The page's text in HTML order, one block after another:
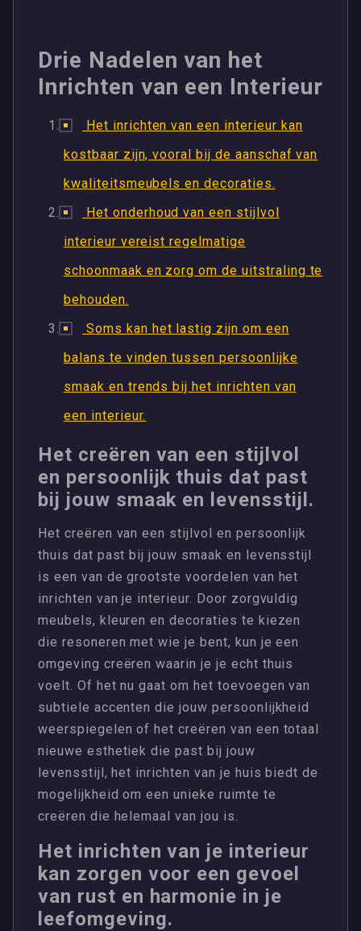
Drie Nadelen van het
Inrichten van een Interieur
Het inrichten van een interieur kan
kostbaar zijn, vooral bij de aanschaf van
kwaliteitsmeubels en decoraties.
Het onderhoud van een stijlvol
interieur vereist regelmatige
schoonmaak en zorg om de uitstraling te
behouden.
Soms kan het lastig zijn om een
balans te vinden tussen persoonlijke
smaak en trends bij het inrichten van
een interieur.
Het creëren van een stijlvol
en persoonlijk thuis dat past
bij jouw smaak en levensstijl.
Het creëren van een stijlvol en persoonlijk
thuis dat past bij jouw smaak en levensstijl
is een van de grootste voordelen van het
inrichten van je interieur. Door zorgvuldig
meubels, kleuren en decoraties te kiezen
die resoneren met wie je bent, kun je een
omgeving creëren waarin je je echt thuis
voelt. Of het nu gaat om het toevoegen van
subtiele accenten die jouw persoonlijkheid
weerspiegelen of het creëren van een totaal
nieuwe esthetiek die past bij jouw
levensstijl, het inrichten van je huis biedt de
mogelijkheid om een unieke ruimte te
creëren die helemaal van jou is.
Het inrichten van je interieur
kan zorgen voor een gevoel
van rust en harmonie in je
leefomgeving.